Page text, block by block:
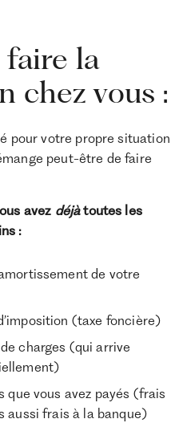
faire la
chez vous :
pour votre propre situation
peut-être de faire
avez déjàtoutes les
:
de votre
(taxe foncière)
charges (qui arrive
que vous avez payés (frais
aussi frais à la banque)